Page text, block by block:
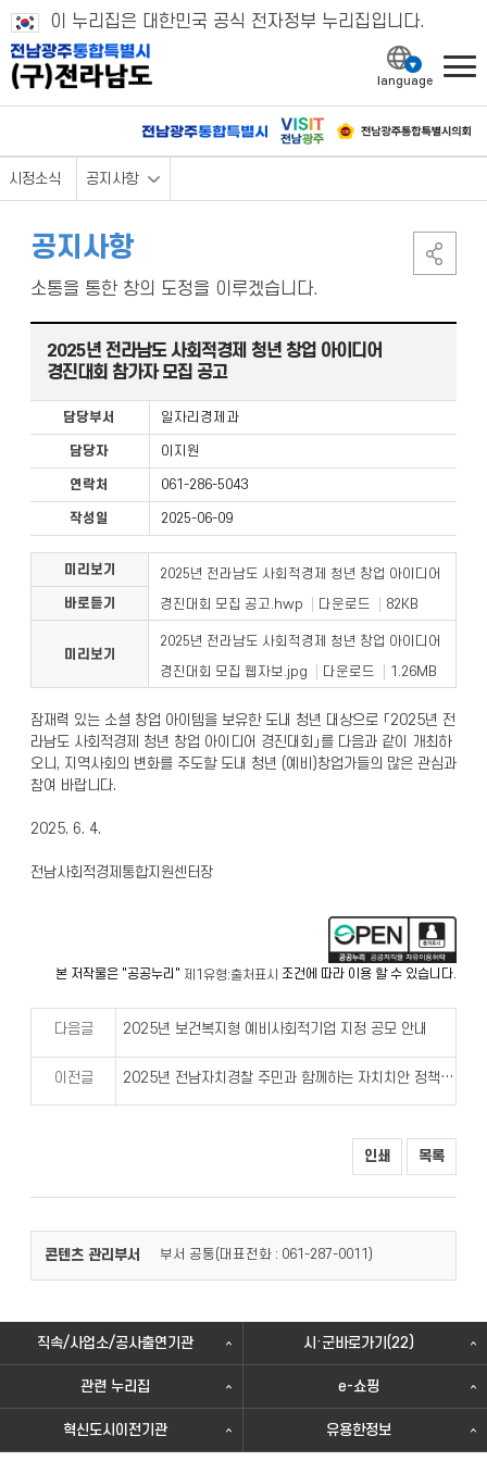
이 누리집은 대한민국 공식 전자정부 누리집입니다.
시정소식 공지사항
공지사항
소통을 통한 창의 도정을 이루겠습니다.
2025년 전라남도 사회적경제 청년 창업 아이디어
경진대회 참가자 모집 공고
담당부서 일자리경제과
담당자 이지원
연락처 061-286-5043
작성일 2025-06-09
2025년 전라남도 사회적경제 청년 창업 아이디어
경진대회 모집 공고.hwp
다운로드 82KB
미리보기
바로듣기
2025년 전라남도 사회적경제 청년 창업 아이디어
경진대회 모집 웹자보.jpg
다운로드 1.26MB
미리보기
잠재력 있는 소셜 창업 아이템을 보유한 도내 청년 대상으로 「2025년 전
라남도 사회적경제 청년 창업 아이디어 경진대회」를 다음과 같이 개최하
오니, 지역사회의 변화를 주도할 도내 청년 (예비)창업가들의 많은 관심과
참여 바랍니다.
2025. 6. 4.
전남사회적경제통합지원센터장
본 저작물은 "공공누리" 제1유형:출처표시 조건에 따라 이용 할 수 있습니다.
다음글 2025년 보건복지형 예비사회적기업 지정 공모 안내
이전글 2025년 전남자치경찰 주민과 함께하는 자치치안 정책 공모전 접수기간 연장
인쇄 목록
콘텐츠 관리부서 부서 공통(대표전화 : 061-287-0011 )
직속/사업소/공사출연기관 시·군바로가기(22)
관련 누리집 e-쇼핑
혁신도시이전기관 유용한정보